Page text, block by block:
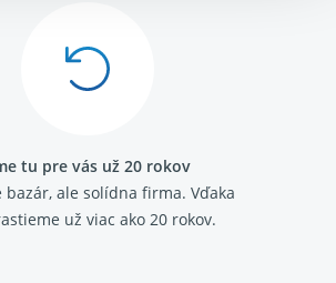
tu pre vás už 20 rokov
bazár, ale solídna firma. Vďaka
už viac ako 20 rokov.